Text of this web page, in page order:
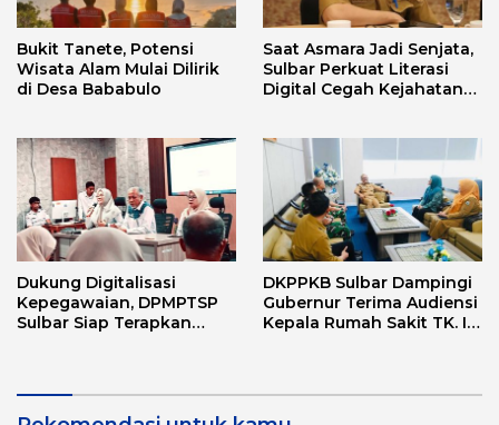
Bukit Tanete, Potensi
Wisata Alam Mulai Dilirik
di Desa Bababulo
Saat Asmara Jadi Senjata,
Sulbar Perkuat Literasi
Digital Cegah Kejahatan
Dukung Digitalisasi
Kepegawaian, DPMPTSP
Sulbar Siap Terapkan
DKPPKB Sulbar Dampingi
Gubernur Terima Audiensi
Kepala Rumah Sakit TK. III